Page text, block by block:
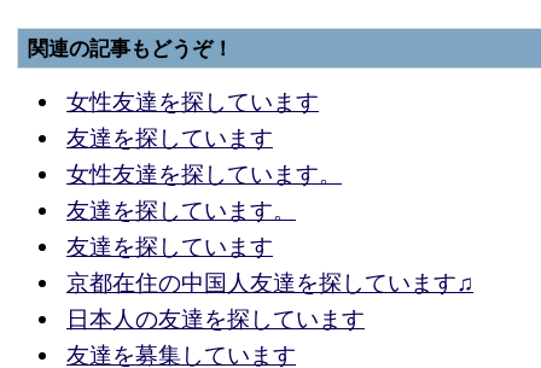
関連の記事もどうぞ！
女性友達を探しています
友達を探しています
女性友達を探しています。
友達を探しています。
友達を探しています
京都在住の中国人友達を探しています♫
日本人の友達を探しています
友達を募集しています